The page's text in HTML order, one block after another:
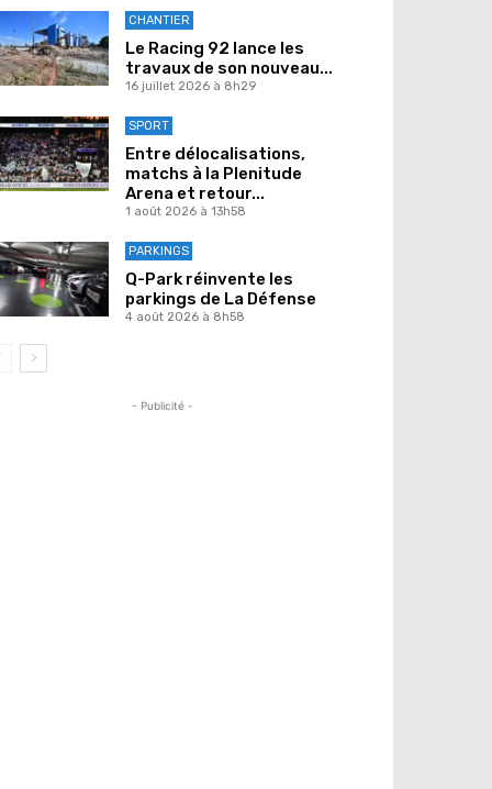
CHANTIER
Le Racing 92 lance les
travaux de son nouveau...
16 juillet 2026 à 8h29
SPORT
Entre délocalisations,
matchs à la Plenitude
Arena et retour...
1 août 2026 à 13h58
PARKINGS
Q-Park réinvente les
parkings de La Défense
4 août 2026 à 8h58
- Publicité -